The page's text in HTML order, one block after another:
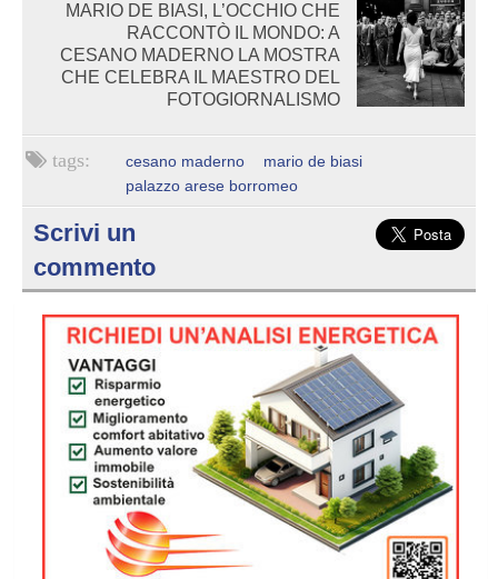
MARIO DE BIASI, L’OCCHIO CHE
RACCONTÒ IL MONDO: A
CESANO MADERNO LA MOSTRA
CHE CELEBRA IL MAESTRO DEL
FOTOGIORNALISMO
cesano maderno
mario de biasi
palazzo arese borromeo
Scrivi un
commento